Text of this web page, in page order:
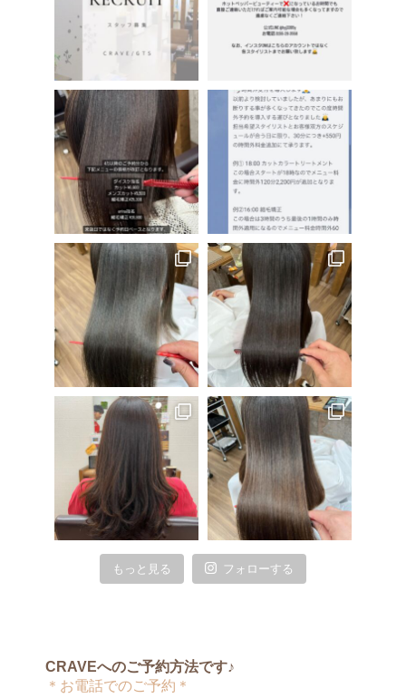
もっと見る フォローする
CRAVEへのご予約方法です♪
＊お電話でのご予約＊